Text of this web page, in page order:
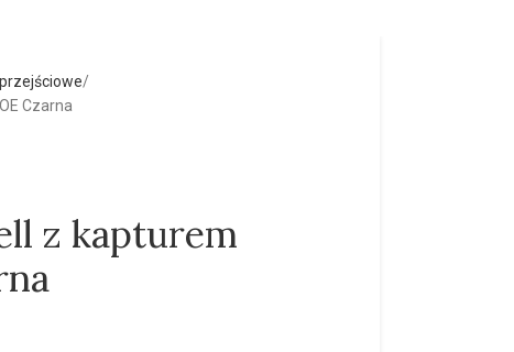
Czarna
z kapturem